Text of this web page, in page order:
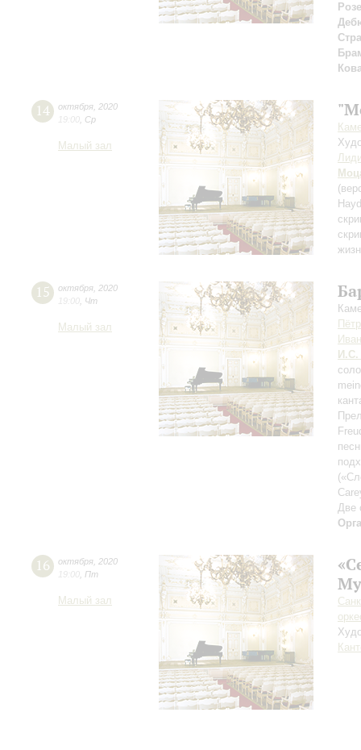
14 октября 2020
19:00 Ср
Малый зал
15 октября 2020
19:00 Чт
Малый зал
И.С.
Две
16 октября 2020
19:00 Пт
Малый зал